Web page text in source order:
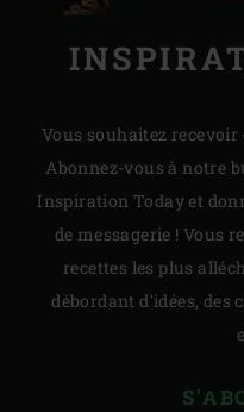
Vous souhaitez recevoir
Abonnez-vous à notre
Inspiration Today et
de messagerie ! Vous
recettes les plus
débordant d'idées, des